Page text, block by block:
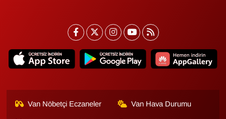
Van Nöbetçi Eczaneler Van Hava Durumu